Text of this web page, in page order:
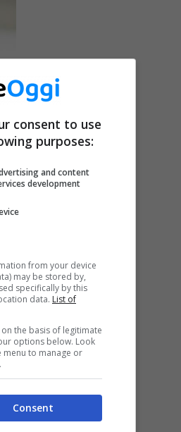
corso degli
e con
incline alla
cosa che
consent to use
purposes:
and content
development
from your device
may be stored by,
specifically by this
data. List of
the basis of legitimate
options below. Look
to manage or
Consent